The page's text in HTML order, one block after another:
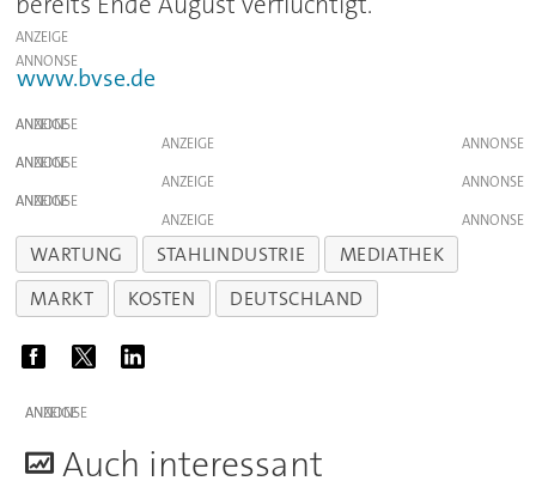
ANZEIGE
www.bvse.de
ANZEIGE
ANZEIGE
ANZEIGE
ANZEIGE
ANZEIGE
ANZEIGE
WARTUNG STAHLINDUSTRIE
MEDIATHEK
MARKT
KOSTEN DEUTSCHLAND
ANZEIGE
Auch interessant